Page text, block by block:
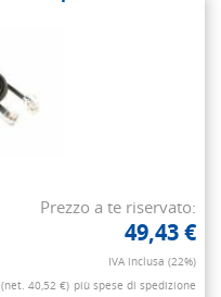
Prezzo a te riservato:
49,43 €
IVA inclusa (22%)
(net. 40,52 €) più spese di spedizione